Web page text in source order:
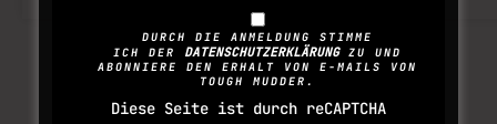
DURCH DIE ANMELDUNG STIMME
ICH DER DATENSCHUTZERKLÄRUNGZU UND
ABONNIERE DEN ERHALT VON E-MAILS VON
TOUGH MUDDER.
Diese Seite ist durch reCAPTCHA